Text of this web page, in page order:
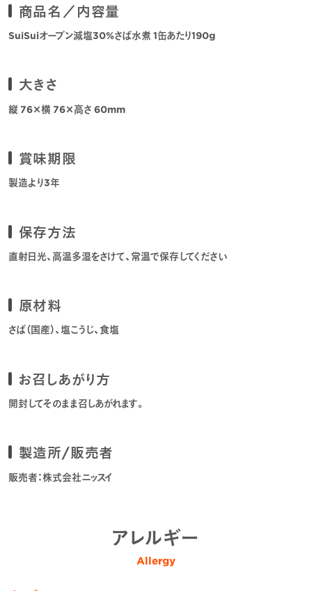
商品名／内容量
SuiSuiオープン減塩30%さば水煮 1缶あたり190g
大きさ
縦 76×横 76×高さ 60mm
賞味期限
製造より3年
保存方法
直射日光、高温多湿をさけて、常温で保存してください
原材料
さば（国産）、塩こうじ、食塩
お召しあがり方
開封してそのまま召しあがれます。
製造所/販売者
販売者：株式会社ニッスイ
アレルギー
Allergy